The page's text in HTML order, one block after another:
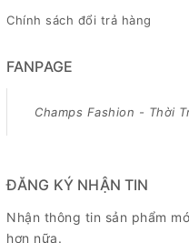
Chính sách đổi trả hàng
FANPAGE
Champs Fashion - Thời
ĐĂNG KÝ NHẬN TIN
Nhận thông tin sản phẩm
hơn nữa.